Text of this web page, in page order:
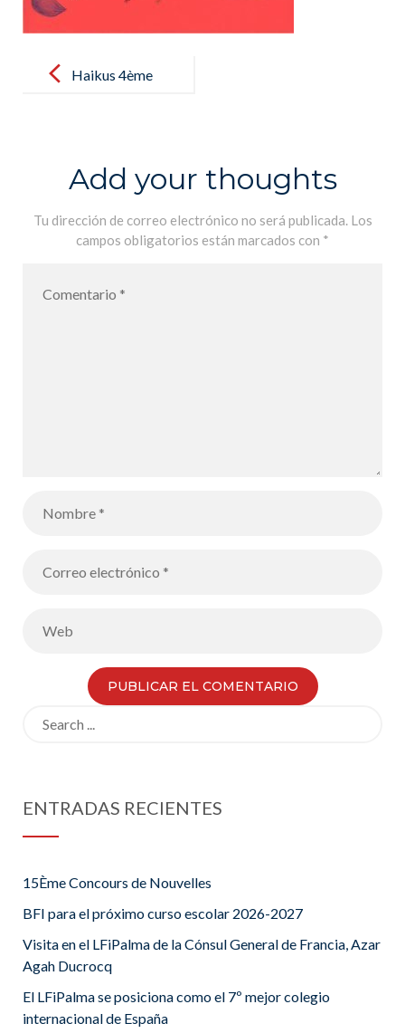
navigationHaikus 4ème
Add your thoughts
Tu dirección de correo electrónico no será publicada. Los
campos obligatorios están marcados con *
ENTRADAS RECIENTES
15Ème Concours de Nouvelles
BFI para el próximo curso escolar 2026-2027
Visita en el LFiPalma de la Cónsul General de Francia, Azar
Agah Ducrocq
El LFiPalma se posiciona como el 7º mejor colegio
internacional de España